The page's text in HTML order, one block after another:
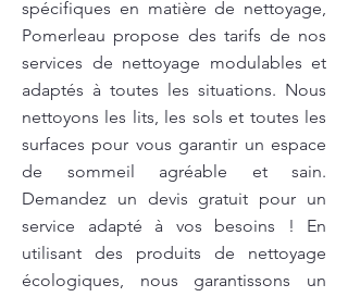
spécifiques en matière de nettoyage,
Pomerleau propose des tarifs de nos
services de nettoyage modulables et
adaptés à toutes les situations. Nous
nettoyons les lits, les sols et toutes les
surfaces pour vous garantir un espace
de sommeil agréable et sain.
Demandez un devis gratuit pour un
service adapté à vos besoins ! En
utilisant des produits de nettoyage
écologiques, nous garantissons un